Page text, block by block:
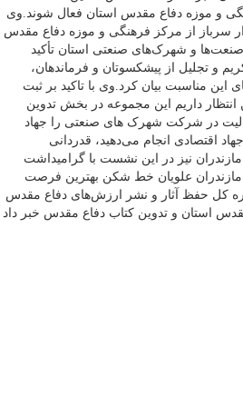
و موزه دفاع مقدس استان فعال شوند.وی
و سه هزار سرباز از مرکز فرهنگی و موزه دفاع مقدس
و شهرک‌های صنعتی استان تأکید
و تجلیل از پیشکسوتان و فرماندهان،
مناسبت بیان کرد.وی با تاکید بر ثبت
داریم این مجموعه در بخش تدوین
در شرکت شهرک های صنعتی را جهاد
اقتصادی انجام می‌دهید، قدردانی
نیز در این نشست با گرامیداشت
و بیان اینکه، دومین کنگره ۱۴ هزار و ۵۰۰ شهید مازندران علویان خط شکن بهترین فرصت
کل حفظ آثار و نشر ارزش‌های دفاع مقدس
استان و تدوین کتاب دفاع مقدس خبر داد